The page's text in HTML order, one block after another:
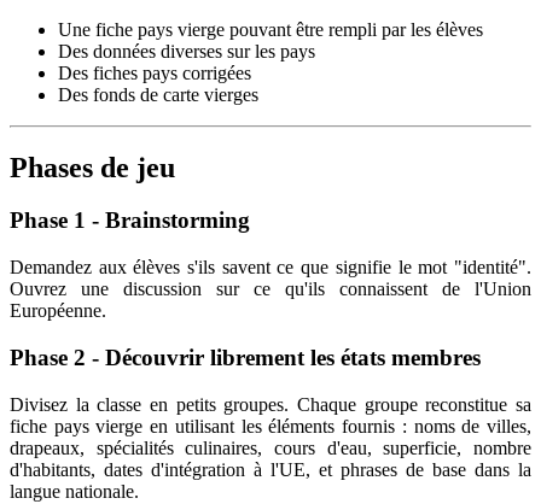
Une fiche pays vierge pouvant être rempli par les élèves
Des données diverses sur les pays
Des fiches pays corrigées
Des fonds de carte vierges
Phases de jeu
Phase 1 - Brainstorming
Demandez aux élèves s'ils savent ce que signifie le mot "identité".
Ouvrez une discussion sur ce qu'ils connaissent de l'Union
Européenne.
Phase 2 - Découvrir librement les états membres
Divisez la classe en petits groupes. Chaque groupe reconstitue sa
fiche pays vierge en utilisant les éléments fournis : noms de villes,
drapeaux, spécialités culinaires, cours d'eau, superficie, nombre
d'habitants, dates d'intégration à l'UE, et phrases de base dans la
langue nationale.